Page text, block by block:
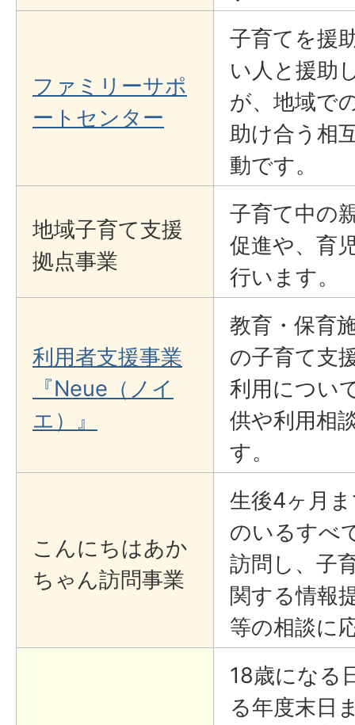
ファミリーサポ
ートセンター
子育てを援
い人と援助
が、地域で
助け合う相
動です。
地域子育て支援
拠点事業
子育て中の
促進や、育
行います。
利用者支援事業
『Neue（ノイ
エ）』
教育・保育
の子育て支
利用につい
供や利用相
す。
こんにちはあか
ちゃん訪問事業
生後4ヶ月
のいるすべ
訪問し、子
関する情報
等の相談に
18歳になる
る年度末日